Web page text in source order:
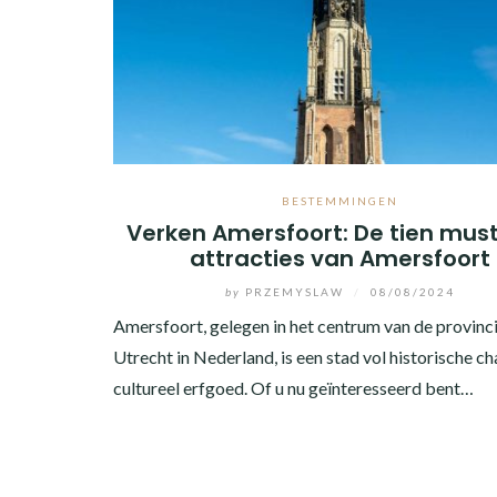
BESTEMMINGEN
Verken Amersfoort: De tien
attracties van Amersfoort
by PRZEMYSLAW 08/08/2024
Amersfoort, gelegen in het centrum van de
Utrecht in Nederland, is een stad vol historische
cultureel erfgoed. Of u nu geïnteresseerd bent…